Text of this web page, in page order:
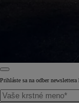
Prihláste sa na odber